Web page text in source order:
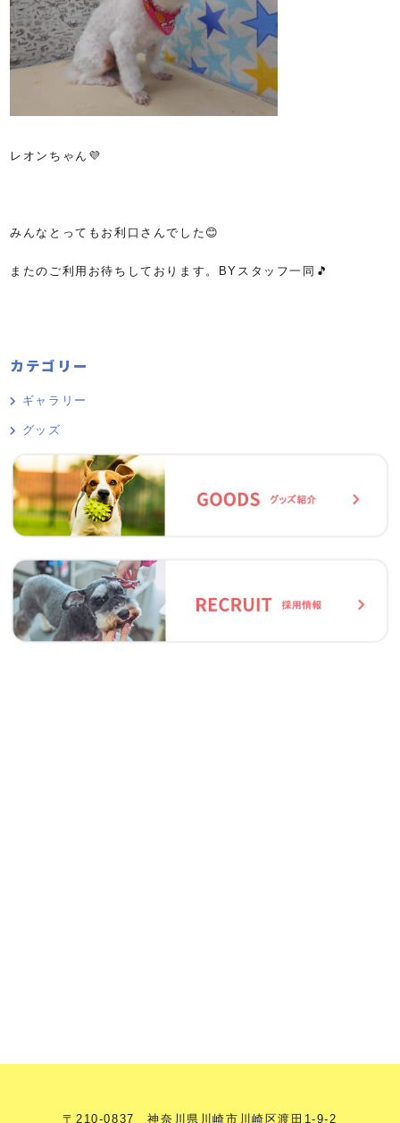
レオンちゃん💜
みんなとってもお利口さんでした😊
またのご利用お待ちしております。BYスタッフ一同🎵
カテゴリー
ギャラリー
グッズ
〒210-0837 神奈川県川崎市川崎区渡田1-9-2